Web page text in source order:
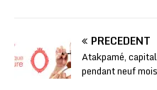
PRÉCÉDENT
Atakpamé,
pendant neuf mois